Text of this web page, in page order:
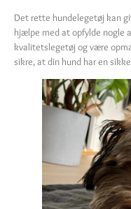
Det rette hundelegetøj kan
hjælpe med at opfylde nogle
kvalitetslegetøj og være
sikre, at din hund har en